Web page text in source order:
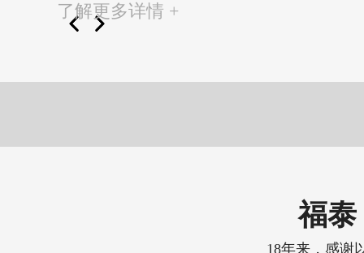
了解更多详情 +
福泰
18年来，感谢